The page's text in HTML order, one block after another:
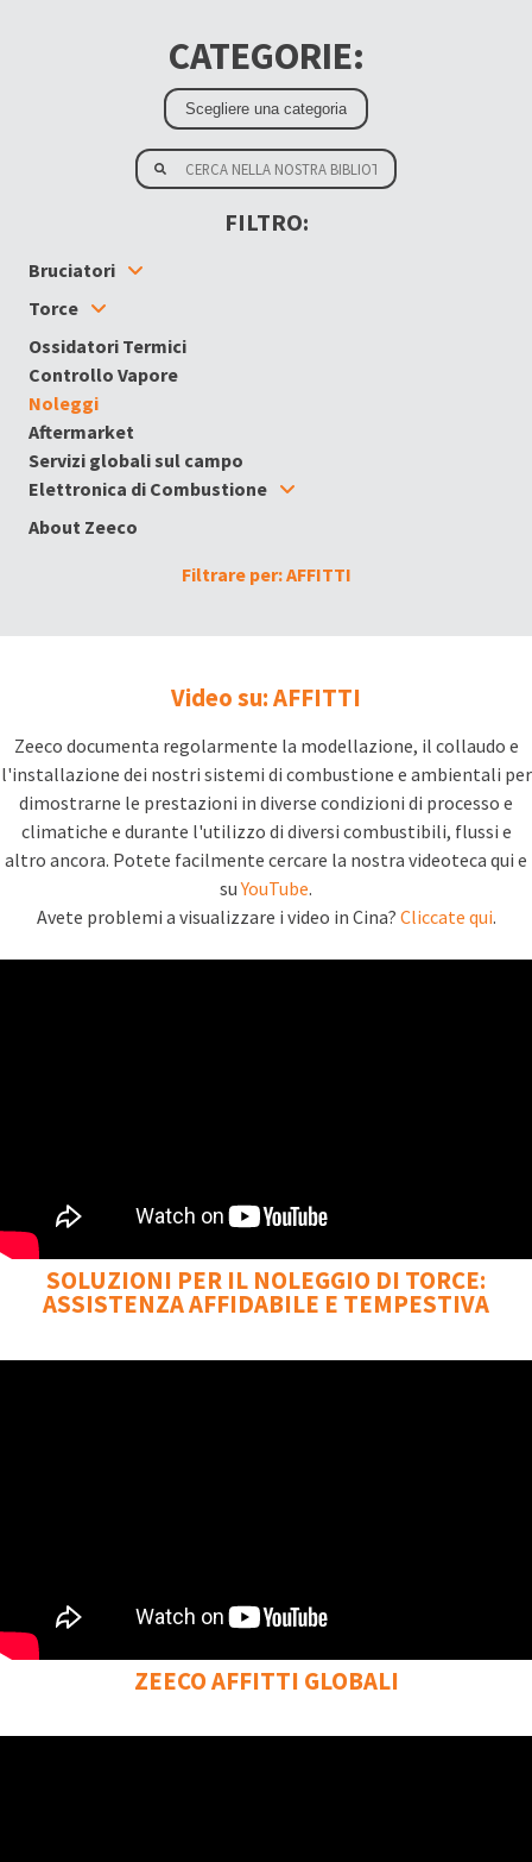
CATEGORIE:
FILTRO:
Bruciatori
Torce
Ossidatori Termici
Controllo Vapore
Noleggi
Aftermarket
Servizi globali sul campo
Elettronica di Combustione
About Zeeco
Filtrare per: AFFITTI
Video su: AFFITTI
Zeeco documenta regolarmente la modellazione, il collaudo e
l'installazione dei nostri sistemi di combustione e ambientali per
dimostrarne le prestazioni in diverse condizioni di processo e
climatiche e durante l'utilizzo di diversi combustibili, flussi e
altro ancora. Potete facilmente cercare la nostra videoteca qui e
suYouTube.
Avete problemi a visualizzare i video in Cina? Cliccate qui.
SOLUZIONI PER IL NOLEGGIO DI TORCE:
ASSISTENZA AFFIDABILE E TEMPESTIVA
ZEECO AFFITTI GLOBALI